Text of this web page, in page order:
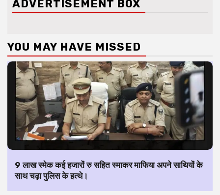
ADVERTISEMENT BOX
YOU MAY HAVE MISSED
9 लाख स्मेक कई हजारों रु सहित स्माकर माफिया अपने साथियों के
साथ चढ़ा पुलिस के हत्थे।